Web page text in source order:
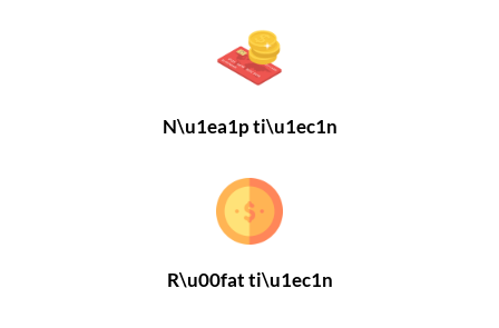
N\u1ea1p ti\u1ec1n
R\u00fat ti\u1ec1n